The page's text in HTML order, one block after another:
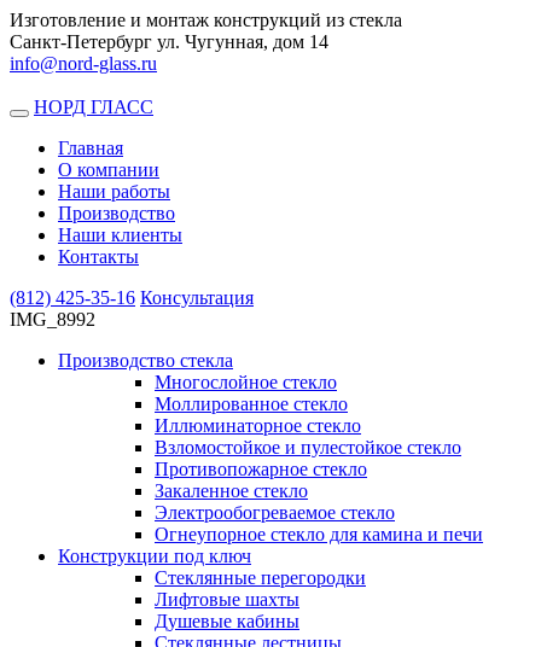
Изготовление и монтаж конструкций из стекла
Санкт-Петербург ул. Чугунная, дом 14
info@nord-glass.ru
Toggle
navigation
НОРД ГЛАСС
Главная
О компании
Наши работы
Производство
Наши клиенты
Контакты
(812) 425-35-16 Консультация
IMG_8992
Производство стекла
Многослойное стекло
Моллированное стекло
Иллюминаторное стекло
Взломостойкое и пулестойкое стекло
Противопожарное стекло
Закаленное стекло
Электрообогреваемое стекло
Огнеупорное стекло для камина и печи
Конструкции под ключ
Стеклянные перегородки
Лифтовые шахты
Душевые кабины
Cтеклянные лестницы